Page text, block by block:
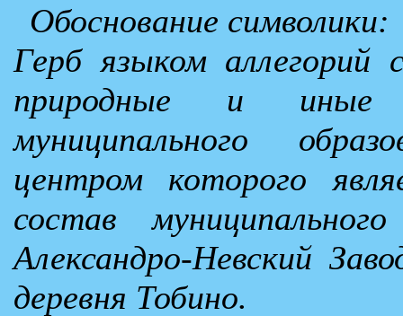
Обоснование символики:
Герб языком аллегорий
природные и иные
муниципального
центром которого
состав
Александро-Невский
деревня Тобино.